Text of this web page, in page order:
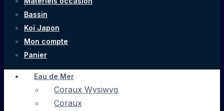
Bassin
Koï Japon
Mon compte
Panier
Eau de Mer
Coraux Wysiwyg
Coraux